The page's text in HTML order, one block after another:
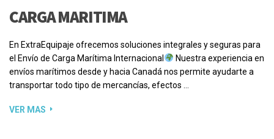
CARGA MARITIMA
En ExtraEquipaje ofrecemos soluciones integrales y seguras para
el Envío de Carga Marítima Internacional
Nuestra experiencia en
envíos marítimos desde y hacia Canadá nos permite ayudarte a
transportar todo tipo de mercancías, efectos …
VER MAS